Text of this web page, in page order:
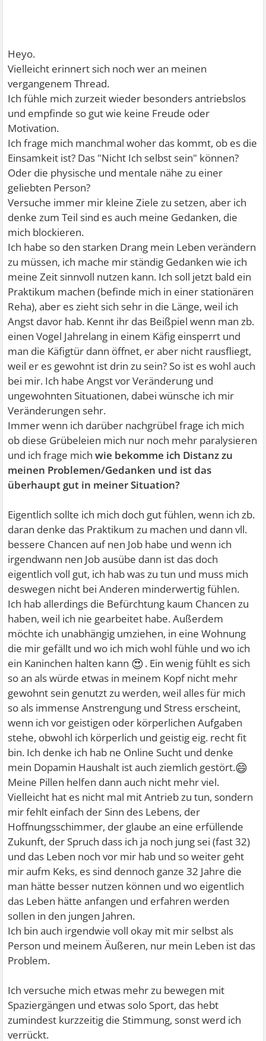
Heyo.
Vielleicht erinnert sich noch wer an meinen
vergangenem Thread.
Ich fühle mich zurzeit wieder besonders antriebslos
und empfinde so gut wie keine Freude oder
Motivation.
Ich frage mich manchmal woher das kommt, ob es die
Einsamkeit ist? Das "Nicht Ich selbst sein" können?
Oder die physische und mentale nähe zu einer
geliebten Person?
Versuche immer mir kleine Ziele zu setzen, aber ich
denke zum Teil sind es auch meine Gedanken, die
mich blockieren.
Ich habe so den starken Drang mein Leben verändern
zu müssen, ich mache mir ständig Gedanken wie ich
meine Zeit sinnvoll nutzen kann. Ich soll jetzt bald ein
Praktikum machen (befinde mich in einer stationären
Reha), aber es zieht sich sehr in die Länge, weil ich
Angst davor hab. Kennt ihr das Beißpiel wenn man zb.
einen Vogel Jahrelang in einem Käfig einsperrt und
man die Käfigtür dann öffnet, er aber nicht rausfliegt,
weil er es gewohnt ist drin zu sein? So ist es wohl auch
bei mir. Ich habe Angst vor Veränderung und
ungewohnten Situationen, dabei wünsche ich mir
Veränderungen sehr.
Immer wenn ich darüber nachgrübel frage ich mich
ob diese Grübeleien mich nur noch mehr paralysieren
und ich frage michwie bekomme ich Distanz zu
meinen Problemen/Gedanken und ist das
überhaupt gut in meiner Situation?
Eigentlich sollte ich mich doch gut fühlen, wenn ich zb.
daran denke das Praktikum zu machen und dann vll.
bessere Chancen auf nen Job habe und wenn ich
irgendwann nen Job ausübe dann ist das doch
eigentlich voll gut, ich hab was zu tun und muss mich
deswegen nicht bei Anderen minderwertig fühlen.
Ich hab allerdings die Befürchtung kaum Chancen zu
haben, weil ich nie gearbeitet habe. Außerdem
möchte ich unabhängig umziehen, in eine Wohnung
die mir gefällt und wo ich mich wohl fühle und wo ich
ein Kaninchen halten kann 😍. Ein wenig fühlt es sich
so an als würde etwas in meinem Kopf nicht mehr
gewohnt sein genutzt zu werden, weil alles für mich
so als immense Anstrengung und Stress erscheint,
wenn ich vor geistigen oder körperlichen Aufgaben
stehe, obwohl ich körperlich und geistig eig. recht fit
bin. Ich denke ich hab ne Online Sucht und denke
mein Dopamin Haushalt ist auch ziemlich gestört.😄
Meine Pillen helfen dann auch nicht mehr viel.
Vielleicht hat es nicht mal mit Antrieb zu tun, sondern
mir fehlt einfach der Sinn des Lebens, der
Hoffnungsschimmer, der glaube an eine erfüllende
Zukunft, der Spruch dass ich ja noch jung sei (fast 32)
und das Leben noch vor mir hab und so weiter geht
mir aufm Keks, es sind dennoch ganze 32 Jahre die
man hätte besser nutzen können und wo eigentlich
das Leben hätte anfangen und erfahren werden
sollen in den jungen Jahren.
Ich bin auch irgendwie voll okay mit mir selbst als
Person und meinem Äußeren, nur mein Leben ist das
Problem.
Ich versuche mich etwas mehr zu bewegen mit
Spaziergängen und etwas solo Sport, das hebt
zumindest kurzzeitig die Stimmung, sonst werd ich
verrückt.